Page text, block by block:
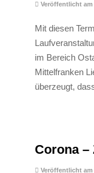
Veröffentlicht am
Mit diesen
im Bereich
Mittelfranken
überzeugt,
Corona –
Veröffentlicht am